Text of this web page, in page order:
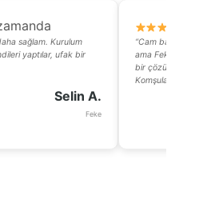
sağlam. Kurulum
yaptılar, ufak bir
Selin A.
Feke
“Cam balkon
ama Fekenin
bir çözüm oldu.
Komşularım da